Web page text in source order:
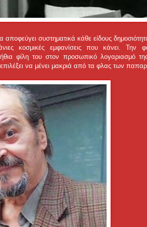
αποφεύγει συστηματικά κάθε είδους
κοσμικές εμφανίσεις που κάνει. Την
φίλη του στον προσωπικό λογαριασμό
να μένει μακριά από τα φλας των